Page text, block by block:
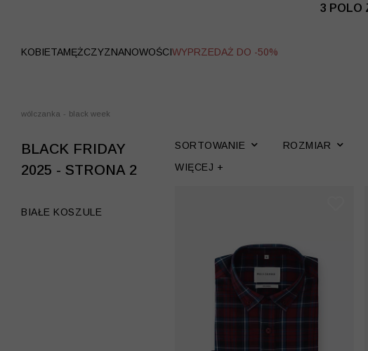
3 POLO
WYPRZEDAŻ DO -
KOBIETAMĘŻCZYZNANOWOŚCIWYPRZEDAŻ DO -50%
wólczanka - black week
BLACK FRIDAY
2025 - STRONA 2
BIAŁE KOSZULE
SORTOWANIE ROZMIAR
WIĘCEJ +